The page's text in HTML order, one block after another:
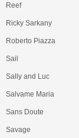
Reef
Ricky Sarkany
Roberto Piazza
Sail
Sally and Luc
Salvame Maria
Sans Doute
Savage